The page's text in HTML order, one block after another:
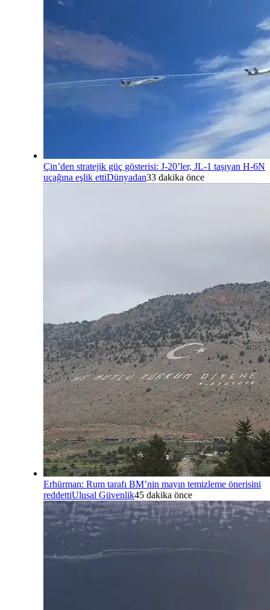
Çin’den stratejik güç gösterisi: J-20’ler, JL-1 taşıyan H-6N
uçağına eşlik ettiDünyadan33 dakika önce
Erhürman: Rum tarafı BM’nin mayın temizleme önerisini
reddettiUlusal Güvenlik45 dakika önce